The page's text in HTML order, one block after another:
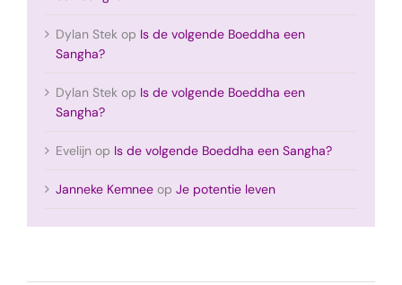
Dylan Stekop Is de volgende Boeddha een
Sangha?
Dylan Stekop Is de volgende Boeddha een
Sangha?
Evelijn op Is de volgende Boeddha een Sangha?
Janneke Kemneeop Je potentie leven